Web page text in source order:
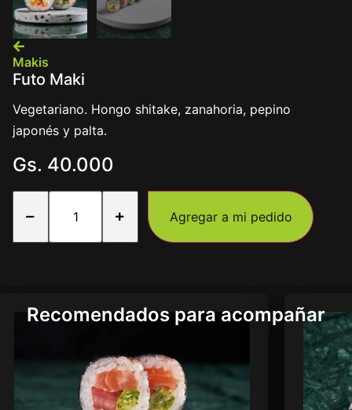
Makis
Futo Maki
Vegetariano. Hongo shitake, zanahoria, pepino
japonés y palta.
Gs. 40.000
Agregar a mi pedido
Recomendados para acompañar